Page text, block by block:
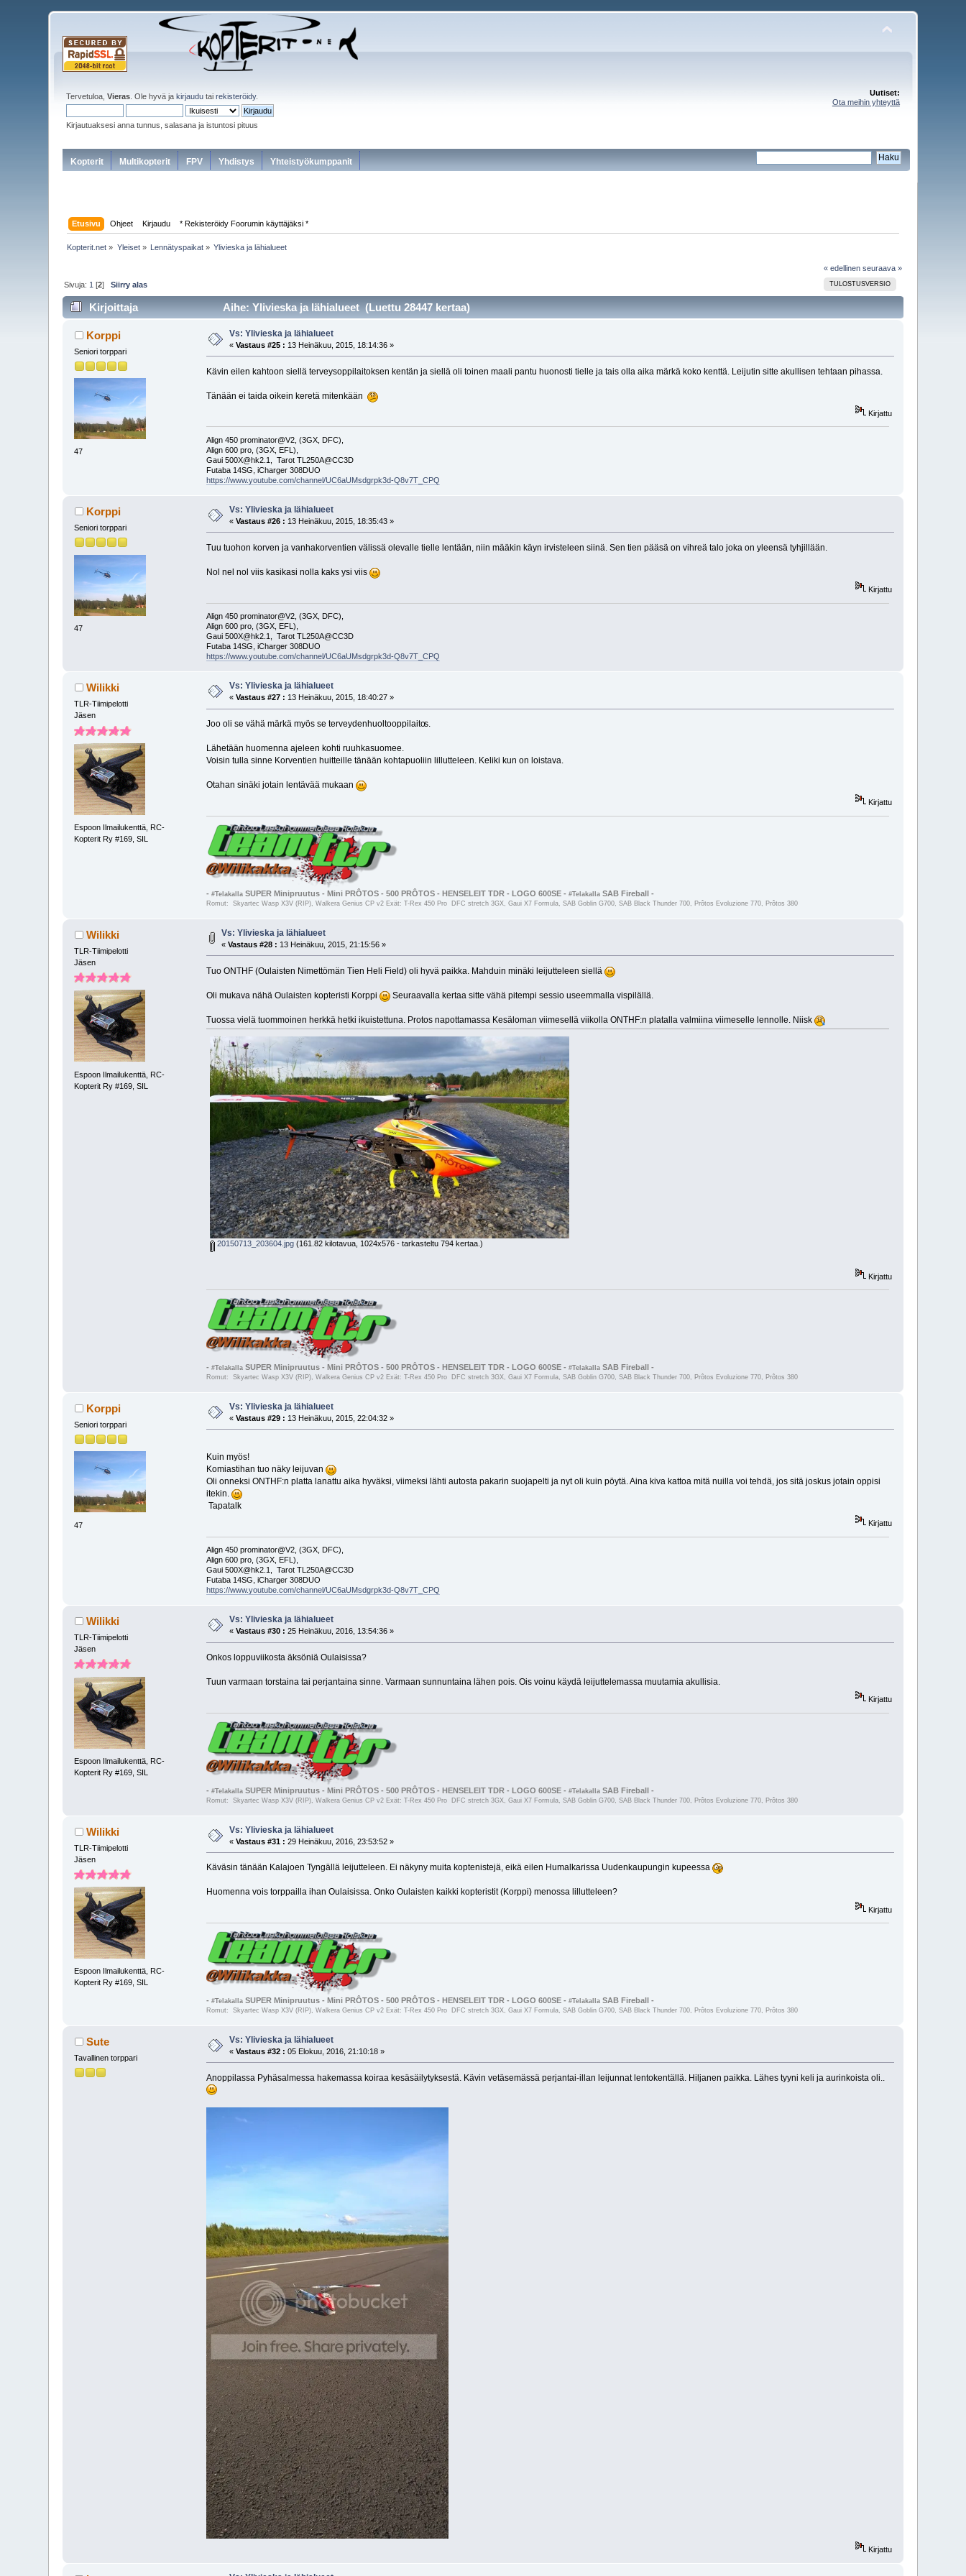
Tervetuloa,Vieras . Ole hyvä jakirjaudu tairekisteröidy.
Kirjautuaksesi anna tunnus, salasana ja istuntosi pituus
Uutiset:
Ota meihin yhteyttä
Kopterit Multikopterit FPV Yhdistys Yhteistyökumppanit
Etusivu Ohjeet Kirjaudu * Rekisteröidy Foorumin käyttäjäksi *
Kopterit.net » Yleiset» Lennätyspaikat » Ylivieska ja lähialueet
« edellinen seuraava »
TULOSTUSVERSIO
Sivuja: 1 [2]Siirry alas
Kirjoittaja Aihe: Ylivieska ja lähialueet (Luettu 28447 kertaa)
Korppi
Seniori torppari
47
Vs: Ylivieska ja lähialueet
«Vastaus #25 : 13 Heinäkuu, 2015, 18:14:36 »
Kävin eilen kahtoon siellä terveysoppilaitoksen kentän ja siellä oli toinen maali pantu huonosti tielle ja tais olla aika märkä koko kenttä. Leijutin sitte akullisen tehtaan pihassa.
Tänään ei taida oikein keretä mitenkään
Kirjattu
Align 450 prominator@V2, (3GX, DFC),
Align 600 pro, (3GX, EFL),
Gaui 500X@hk2.1, Tarot TL250A@CC3D
Futaba 14SG, iCharger 308DUO
https://www.youtube.com/channel/UC6aUMsdgrpk3d-Q8v7T_CPQ
Korppi
Seniori torppari
47
Vs: Ylivieska ja lähialueet
«Vastaus #26 : 13 Heinäkuu, 2015, 18:35:43 »
Tuu tuohon korven ja vanhakorventien välissä olevalle tielle lentään, niin määkin käyn irvisteleen siinä. Sen tien pääsä on vihreä talo joka on yleensä tyhjillään.
Nol nel nol viis kasikasi nolla kaks ysi viis
Kirjattu
Align 450 prominator@V2, (3GX, DFC),
Align 600 pro, (3GX, EFL),
Gaui 500X@hk2.1, Tarot TL250A@CC3D
Futaba 14SG, iCharger 308DUO
https://www.youtube.com/channel/UC6aUMsdgrpk3d-Q8v7T_CPQ
Wilikki
TLR-Tiimipelotti
Jäsen
Espoon Ilmailukenttä, RC-
Kopterit Ry #169, SIL
Vs: Ylivieska ja lähialueet
«Vastaus #27 : 13 Heinäkuu, 2015, 18:40:27 »
Joo oli se vähä märkä myös se terveydenhuoltooppilaitos.
Lähetään huomenna ajeleen kohti ruuhkasuomee.
Voisin tulla sinne Korventien huitteille tänään kohtapuoliin lillutteleen. Keliki kun on loistava.
Otahan sinäki jotain lentävää mukaan
Kirjattu
- #TelakallaSUPER Minipruutus - Mini PRÔTOS - 500 PRÔTOS - HENSELEIT TDR - LOGO 600SE - #TelakallaSAB Fireball -
Romut: Skyartec Wasp X3V (RIP), Walkera Genius CP v2 Exät: T-Rex 450 Pro DFC stretch 3GX, Gaui X7 Formula, SAB Goblin G700, SAB Black Thunder 700, Prôtos Evoluzione 770, Prôtos 380
Wilikki
TLR-Tiimipelotti
Jäsen
Espoon Ilmailukenttä, RC-
Kopterit Ry #169, SIL
Vs: Ylivieska ja lähialueet
«Vastaus #28 : 13 Heinäkuu, 2015, 21:15:56 »
Tuo ONTHF (Oulaisten Nimettömän Tien Heli Field) oli hyvä paikka. Mahduin minäki leijutteleen siellä
Oli mukava nähä Oulaisten kopteristi Korppi Seuraavalla kertaa sitte vähä pitempi sessio useemmalla vispilällä.
Tuossa vielä tuommoinen herkkä hetki ikuistettuna. Protos napottamassa Kesäloman viimesellä viikolla ONTHF:n platalla valmiina viimeselle lennolle. Niisk
20150713_203604.jpg (161.82 kilotavua, 1024x576 - tarkasteltu 794 kertaa.)
Kirjattu
- #TelakallaSUPER Minipruutus - Mini PRÔTOS - 500 PRÔTOS - HENSELEIT TDR - LOGO 600SE - #TelakallaSAB Fireball -
Romut: Skyartec Wasp X3V (RIP), Walkera Genius CP v2 Exät: T-Rex 450 Pro DFC stretch 3GX, Gaui X7 Formula, SAB Goblin G700, SAB Black Thunder 700, Prôtos Evoluzione 770, Prôtos 380
Korppi
Seniori torppari
47
Vs: Ylivieska ja lähialueet
«Vastaus #29 : 13 Heinäkuu, 2015, 22:04:32 »
Kuin myös!
Komiastihan tuo näky leijuvan
Oli onneksi ONTHF:n platta lanattu aika hyväksi, viimeksi lähti autosta pakarin suojapelti ja nyt oli kuin pöytä. Aina kiva kattoa mitä nuilla voi tehdä, jos sitä joskus jotain oppisi
itekin.
Tapatalk
Kirjattu
Align 450 prominator@V2, (3GX, DFC),
Align 600 pro, (3GX, EFL),
Gaui 500X@hk2.1, Tarot TL250A@CC3D
Futaba 14SG, iCharger 308DUO
https://www.youtube.com/channel/UC6aUMsdgrpk3d-Q8v7T_CPQ
Wilikki
TLR-Tiimipelotti
Jäsen
Espoon Ilmailukenttä, RC-
Kopterit Ry #169, SIL
Vs: Ylivieska ja lähialueet
«Vastaus #30 : 25 Heinäkuu, 2016, 13:54:36 »
Onkos loppuviikosta äksöniä Oulaisissa?
Tuun varmaan torstaina tai perjantaina sinne. Varmaan sunnuntaina lähen pois. Ois voinu käydä leijuttelemassa muutamia akullisia.
Kirjattu
- #TelakallaSUPER Minipruutus - Mini PRÔTOS - 500 PRÔTOS - HENSELEIT TDR - LOGO 600SE - #TelakallaSAB Fireball -
Romut: Skyartec Wasp X3V (RIP), Walkera Genius CP v2 Exät: T-Rex 450 Pro DFC stretch 3GX, Gaui X7 Formula, SAB Goblin G700, SAB Black Thunder 700, Prôtos Evoluzione 770, Prôtos 380
Wilikki
TLR-Tiimipelotti
Jäsen
Espoon Ilmailukenttä, RC-
Kopterit Ry #169, SIL
Vs: Ylivieska ja lähialueet
«Vastaus #31 : 29 Heinäkuu, 2016, 23:53:52 »
Käväsin tänään Kalajoen Tyngällä leijutteleen. Ei näkyny muita koptenistejä, eikä eilen Humalkarissa Uudenkaupungin kupeessa
Huomenna vois torppailla ihan Oulaisissa. Onko Oulaisten kaikki kopteristit (Korppi) menossa lillutteleen?
Kirjattu
- #TelakallaSUPER Minipruutus - Mini PRÔTOS - 500 PRÔTOS - HENSELEIT TDR - LOGO 600SE - #TelakallaSAB Fireball -
Romut: Skyartec Wasp X3V (RIP), Walkera Genius CP v2 Exät: T-Rex 450 Pro DFC stretch 3GX, Gaui X7 Formula, SAB Goblin G700, SAB Black Thunder 700, Prôtos Evoluzione 770, Prôtos 380
Sute
Tavallinen torppari
Vs: Ylivieska ja lähialueet
«Vastaus #32 : 05 Elokuu, 2016, 21:10:18 »
Anoppilassa Pyhäsalmessa hakemassa koiraa kesäsäilytyksestä. Kävin vetäsemässä perjantai-illan leijunnat lentokentällä. Hiljanen paikka. Lähes tyyni keli ja aurinkoista oli..
Kirjattu